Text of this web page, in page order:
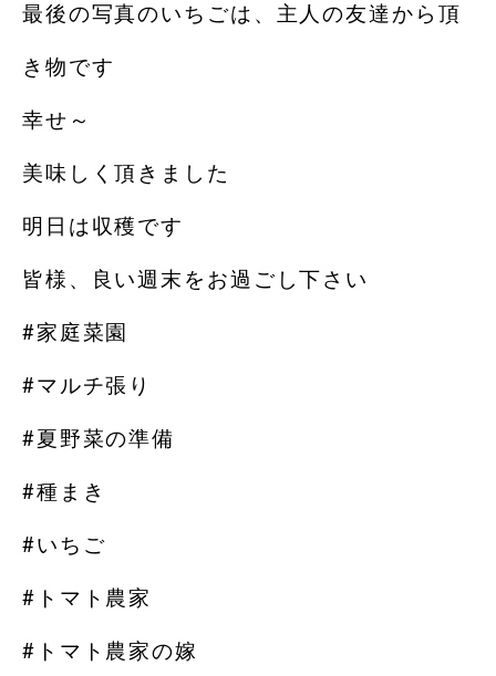
最後の写真のいちごは、主人の友達から頂
き物です
幸せ～
美味しく頂きました️
明日は収穫です
皆様、良い週末をお過ごし下さい
#家庭菜園
#マルチ張り
#夏野菜の準備
#種まき
#いちご
#トマト農家
#トマト農家の嫁